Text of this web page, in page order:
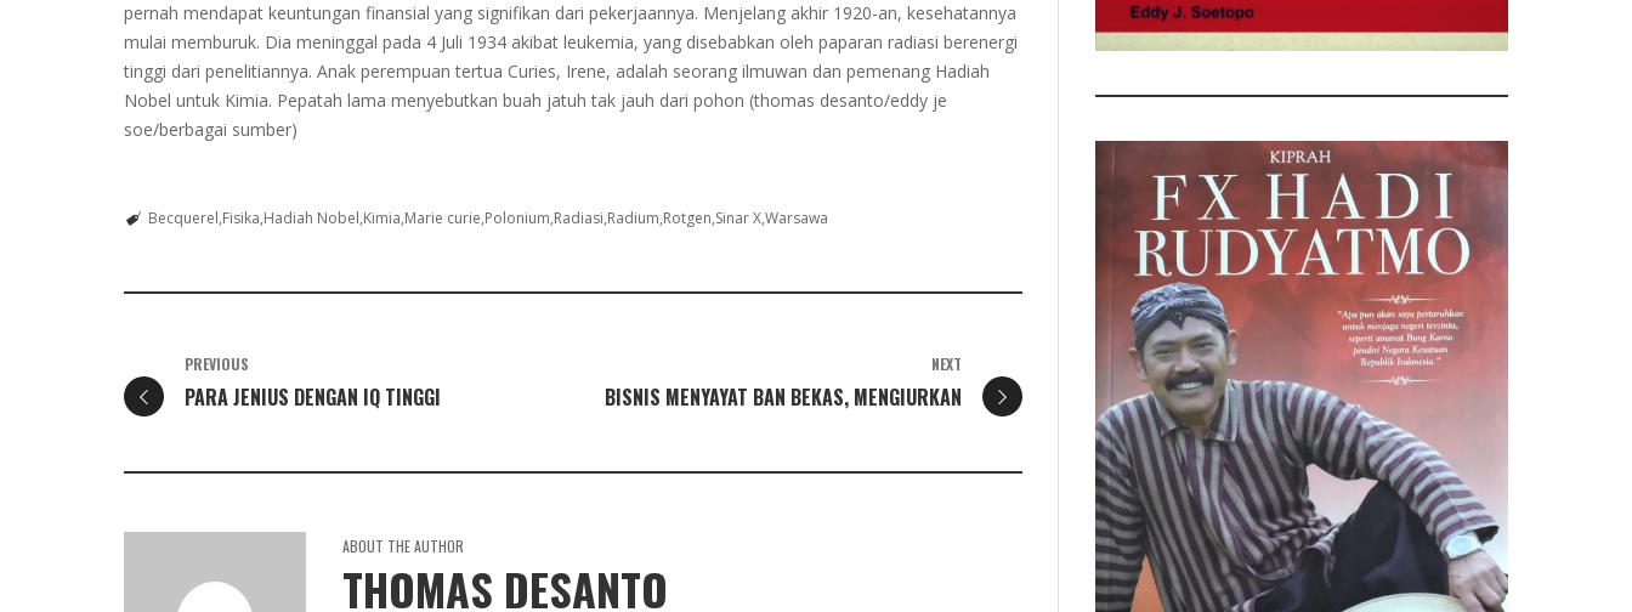
pernah mendapat keuntungan finansial yang signifikan dari pekerjaannya. Menjelang akhir 1920-an, kesehatannya
mulai memburuk. Dia meninggal pada 4 Juli 1934 akibat leukemia, yang disebabkan oleh paparan radiasi berenergi
tinggi dari penelitiannya. Anak perempuan tertua Curies, Irene, adalah seorang ilmuwan dan pemenang Hadiah
Nobel untuk Kimia. Pepatah lama menyebutkan buah jatuh tak jauh dari pohon (thomas desanto/eddy je
soe/berbagai sumber)
Becquerel Fisika Hadiah Nobel Kimia Marie curie Polonium Radiasi Radium Rotgen Sinar XWarsawa
PREVIOUS
PARA JENIUS DENGAN IQ TINGGI
NEXT
BISNIS MENYAYAT BAN BEKAS, MENGIURKAN
ABOUT THE AUTHOR
THOMAS DESANTO